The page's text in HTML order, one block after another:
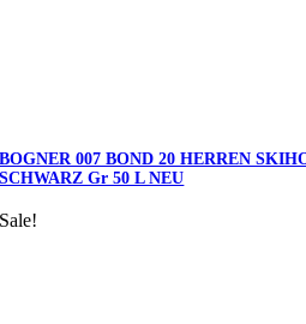
BOGNER 007 BOND 20 HERREN
SCHWARZ Gr 50 L NEU
Sale!